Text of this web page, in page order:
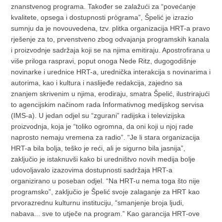
znanstvenog programa. Također se zalažući za “povećanje
kvalitete, opsega i dostupnosti prògrama”, Špelić je izrazio
sumnju da je novouvedena, tzv. plitka organizacija HRT-a pravo
rješenje za to, prvenstveno zbog odvajanja programskih kanala
i proizvodnje sadržaja koji se na njima emitiraju. Apostrofirana u
više priloga raspravi, poput onoga Nede Ritz, dugogodišnje
novinarke i urednice HRT-a, urednička interakcija s novinarima i
autorima, kao i kultura i naslijeđe redakcija, zajedno sa
znanjem skrivenim u njima, erodiraju, smatra Špelić, ilustrirajući
to agencijskim načinom rada Informativnog medijskog servisa
(IMS-a). U jedan odjel su “zgurani” radijska i televizijska
proizvodnja, koja je “toliko ogromna, da oni koji u njoj rade
naprosto nemaju vremena za radio”. “Je li stara organizacija
HRT-a bila bolja, teško je reći, ali je sigurno bila jasnija”,
zaključio je istaknuvši kako bi uredništvo novih medija bolje
udovoljavalo izazovima dostupnosti sadržaja HRT-a
organizirano u poseban odjel. “Na HRT-u nema toga što nije
programsko”, zaključio je Špelić svoje zalaganje za HRT kao
prvorazrednu kulturnu instituciju, “smanjenje broja ljudi,
nabava... sve to utječe na program.” Kao garancija HRT-ove